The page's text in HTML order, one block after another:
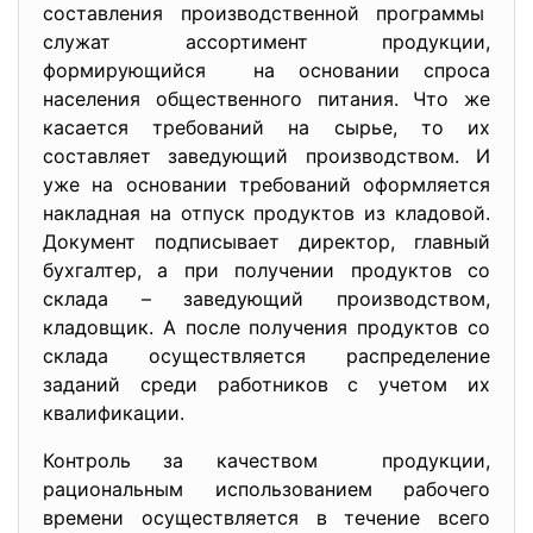
составления производственной программы
служат ассортимент продукции,
формирующийся на основании спроса
населения общественного питания. Что же
касается требований на сырье, то их
составляет заведующий производством. И
уже на основании требований оформляется
накладная на отпуск продуктов из кладовой.
Документ подписывает директор, главный
бухгалтер, а при получении продуктов со
склада – заведующий производством,
кладовщик. А после получения продуктов со
склада осуществляется распределение
заданий среди работников с учетом их
квалификации.
Контроль за качеством продукции,
рациональным использованием рабочего
времени осуществляется в течение всего